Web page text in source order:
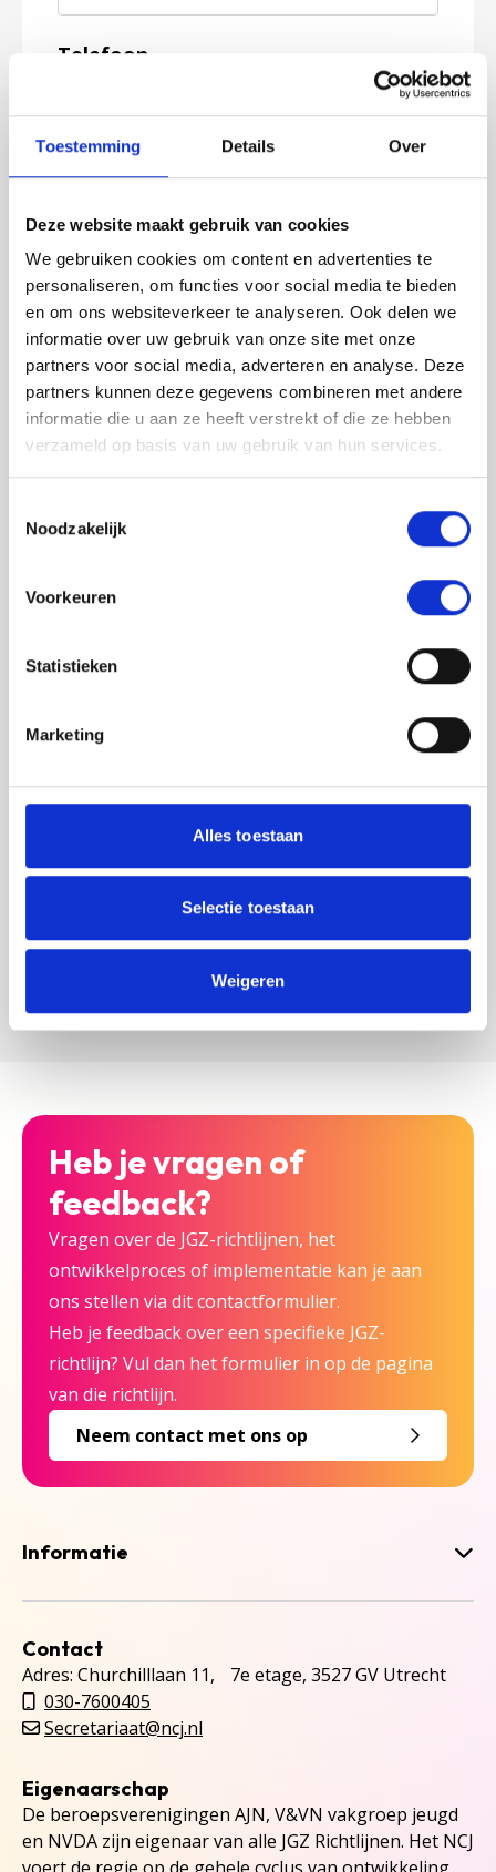
Toestemming Details Over
Deze website maakt gebruik van cookies
We gebruiken cookies om content en advertenties te
personaliseren, om functies voor social media te bieden
en om ons websiteverkeer te analyseren. Ook delen we
informatie over uw gebruik van onze site met onze
partners voor social media, adverteren en analyse. Deze
partners kunnen deze gegevens combineren met andere
informatie die u aan ze heeft verstrekt of die ze hebben
verzameld op basis van uw gebruik van hun services.
Noodzakelijk
Voorkeuren
Statistieken
Marketing
Alles toestaan
Selectie toestaan
Weigeren
Telefoon
Jouw feedback wordt verwerkt door de
adviseurs van het team richtlijnen NCJ. Als zij
feedback meegenomen wordt met de
Ik ga akkoord dat mijn gegevens
worden gedeeld met de
zijn bij deze JGZ-richtlijn.
Versturen
Heb je vragen of
feedback?
Vragen over de JGZ-richtlijnen, het
ontwikkelproces of implementatie kan je aan
ons stellen via dit contactformulier.
Heb je feedback over een specifieke JGZ-
richtlijn? Vul dan het formulier in op de pagina
van die richtlijn.
Neem contact met ons op
Informatie
Contact
Adres: Churchilllaan 11, 7e etage, 3527 GV Utrecht
030-7600405
Secretariaat@ncj.nl
Eigenaarschap
De beroepsverenigingen AJN, V&VN vakgroep jeugd
en NVDA zijn eigenaar van alle JGZ Richtlijnen. Het NCJ